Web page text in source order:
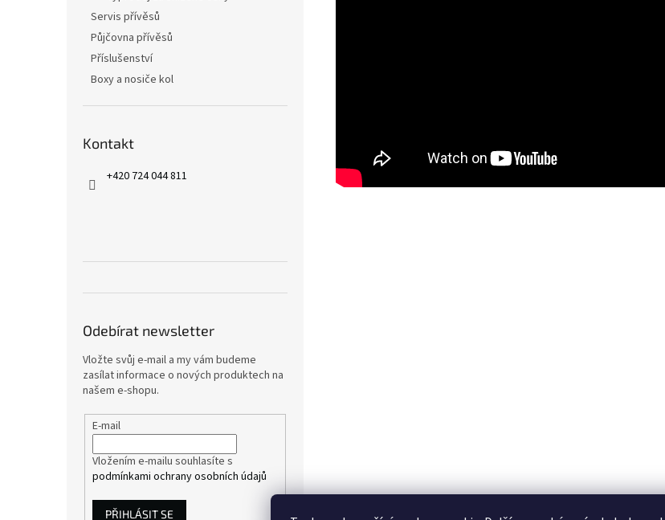
Servis přívěsů
Půjčovna přívěsů
Příslušenství
Boxy a nosiče kol
Kontakt
+420 724 044 811
Odebírat newsletter
Vložte svůj e-mail a my vám budeme
zasílat informace o nových produktech na
našem e-shopu.
E-mail
Vložením e-mailu souhlasíte s
podmínkami ochrany osobních údajů
PŘIHLÁSIT SE